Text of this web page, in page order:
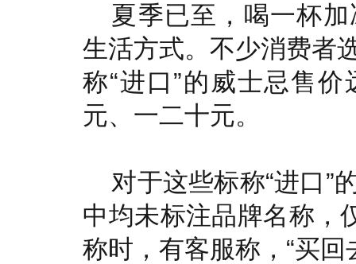
夏季已至，喝一杯
生活方式。不少消费者
称“进口”的威士忌售
元、一二十元。
对于这些标称“进口”
中均未标注品牌名称，
称时，有客服称，“买